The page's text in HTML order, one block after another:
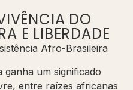
DO
E LIBERDADE
Afro-Brasileira
ganha um significado
entre raízes africanas